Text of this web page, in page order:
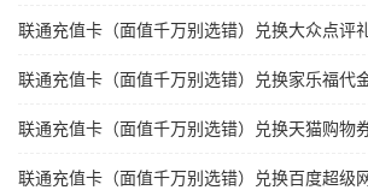
联通充值卡（面值千万别选错）兑换大众点评
联通充值卡（面值千万别选错）兑换家乐福代
联通充值卡（面值千万别选错）兑换天猫购物
联通充值卡（面值千万别选错）兑换百度超级